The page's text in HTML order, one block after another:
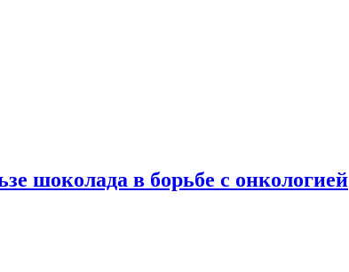
шоколада в борьбе с онкологией